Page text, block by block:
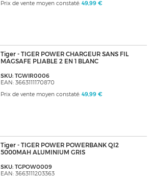
Prix de vente moyen constaté: 49,99 €
Tiger - TIGER POWER CHARGEUR SANS FIL
MAGSAFE PLIABLE 2 EN 1 BLANC
SKU: TGWIR0006
EAN: 3663111170870
Prix de vente moyen constaté: 49,99 €
Tiger - TIGER POWER POWERBANK QI2
5000MAH ALUMINIUM GRIS
SKU: TGPOW0009
EAN: 3663111203363